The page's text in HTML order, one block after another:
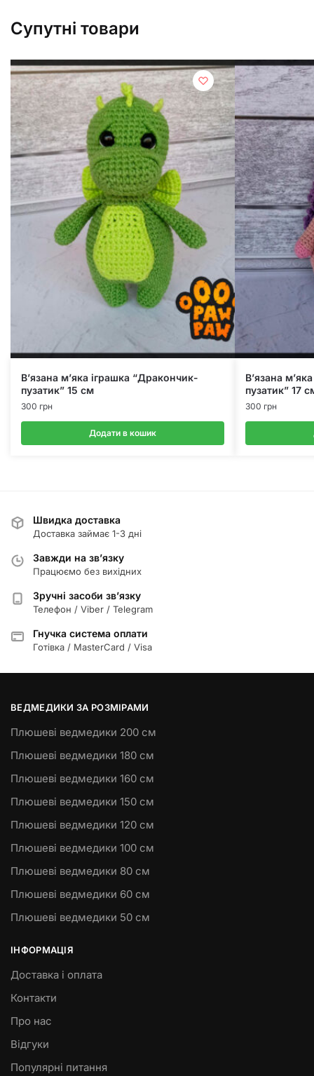
Супутні товари
В’язана м’яка іграшка “Дракончик-
пузатик” 15 см
300 грн
Додати в кошик
В’язана
пузатик” 17
300 грн
Швидка доставка
Доставка займає 1-3 дні
Завжди на зв’язку
Працюємо без вихідних
Зручні засоби зв’язку
Телефон / Viber / Telegram
Гнучка система оплати
Готівка / MasterCard / Visa
ВЕДМЕДИКИ ЗА РОЗМІРАМИ
Плюшеві ведмедики 200 см
Плюшеві ведмедики 180 см
Плюшеві ведмедики 160 см
Плюшеві ведмедики 150 см
Плюшеві ведмедики 120 см
Плюшеві ведмедики 100 см
Плюшеві ведмедики 80 см
Плюшеві ведмедики 60 см
Плюшеві ведмедики 50 см
ІНФОРМАЦІЯ
Доставка і оплата
Контакти
Про нас
Відгуки
Популярні питання